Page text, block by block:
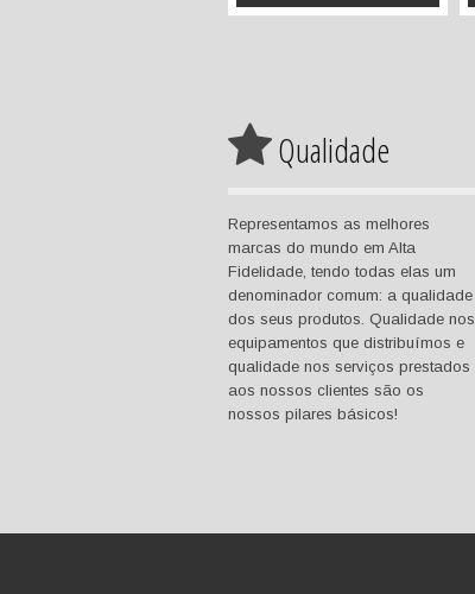
Qualidade
Representamos as melhores
marcas do mundo em Alta
Fidelidade, tendo todas elas um
denominador comum: a qualidade
dos seus produtos. Qualidade nos
equipamentos que distribuímos e
qualidade nos serviços prestados
aos nossos clientes são os
nossos pilares básicos!